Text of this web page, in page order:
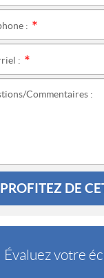
:
:
Commentaires :
PROFITEZ DE
Évaluez votre